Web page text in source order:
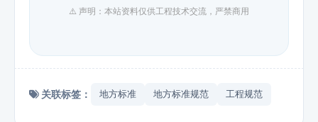
⚠️ 声明：本站资料仅供工程技术交流，严禁商用
关联标签： 地方标准 地方标准规范 工程规范